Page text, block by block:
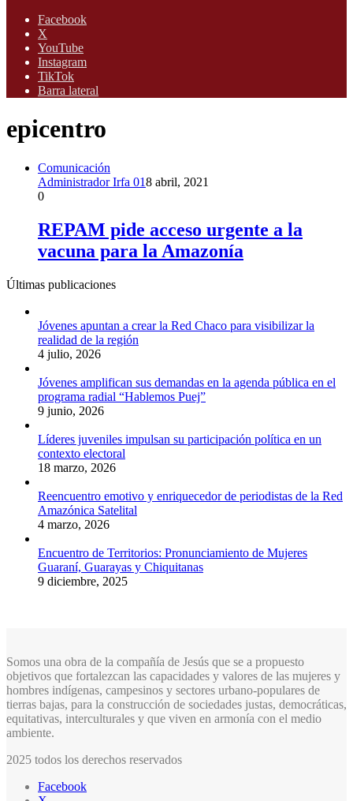
Facebook
X
YouTube
Instagram
TikTok
Barra lateral
epicentro
Comunicación
Administrador Irfa 018 abril, 2021
0
REPAM pide acceso urgente a la
vacuna para la Amazonía
Últimas publicaciones
Jóvenes apuntan a crear la Red Chaco para visibilizar la
realidad de la región
4 julio, 2026
Jóvenes amplifican sus demandas en la agenda pública en el
programa radial “Hablemos Puej”
9 junio, 2026
Líderes juveniles impulsan su participación política en un
contexto electoral
18 marzo, 2026
Reencuentro emotivo y enriquecedor de periodistas de la Red
Amazónica Satelital
4 marzo, 2026
Encuentro de Territorios: Pronunciamiento de Mujeres
Guaraní, Guarayas y Chiquitanas
9 diciembre, 2025
Somos una obra de la compañía de Jesús que se a propuesto
objetivos que fortalezcan las capacidades y valores de las mujeres y
hombres indígenas, campesinos y sectores urbano-populares de
tierras bajas, para la construcción de sociedades justas, democráticas,
equitativas, interculturales y que viven en armonía con el medio
ambiente.
2025 todos los derechos reservados
Facebook